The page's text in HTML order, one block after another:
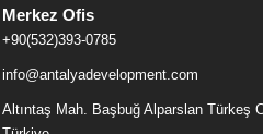
Merkez Ofis
+90(532)393-0785
info@antalyadevelopment.com
Altıntaş Mah. Başbuğ Alparslan Türkeş